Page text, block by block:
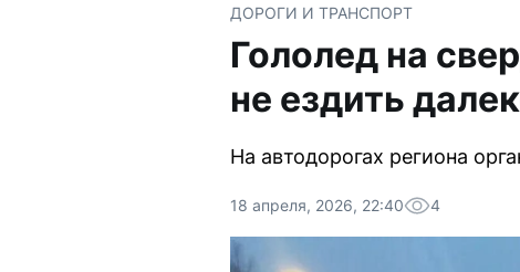
ДОРОГИ И ТРАНСПОРТ
Гололед на
не ездить
На автодорогах региона
18 апреля, 2026, 22:40 4